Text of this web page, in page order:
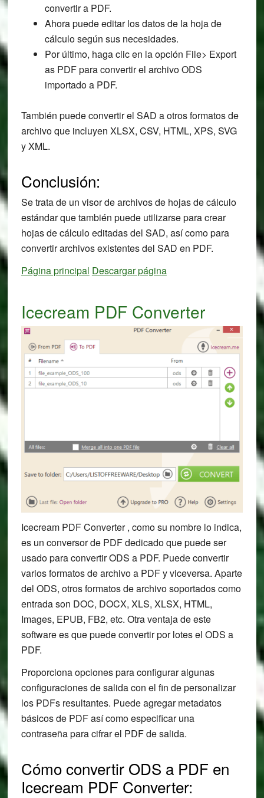
convertir a PDF.
Ahora puede editar los datos de la hoja de
cálculo según sus necesidades.
Por último, haga clic en la opción File> Export
as PDF para convertir el archivo ODS
importado a PDF.
También puede convertir el SAD a otros formatos de
archivo que incluyen XLSX, CSV, HTML, XPS, SVG
y XML.
Conclusión:
Se trata de un visor de archivos de hojas de cálculo
estándar que también puede utilizarse para crear
hojas de cálculo editadas del SAD, así como para
convertir archivos existentes del SAD en PDF.
Página principal Descargar página
Icecream PDF Converter
Icecream PDF Converter , como su nombre lo indica,
es un conversor de PDF dedicado que puede ser
usado para convertir ODS a PDF. Puede convertir
varios formatos de archivo a PDF y viceversa. Aparte
del ODS, otros formatos de archivo soportados como
entrada son DOC, DOCX, XLS, XLSX, HTML,
Images, EPUB, FB2, etc. Otra ventaja de este
software es que puede convertir por lotes el ODS a
PDF.
Proporciona opciones para configurar algunas
configuraciones de salida con el fin de personalizar
los PDFs resultantes. Puede agregar metadatos
básicos de PDF así como especificar una
contraseña para cifrar el PDF de salida.
Cómo convertir ODS a PDF en
Icecream PDF Converter: